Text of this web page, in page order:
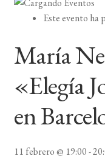
Este evento ha
María
«Elegía
en
11 febrero @ 19:00-